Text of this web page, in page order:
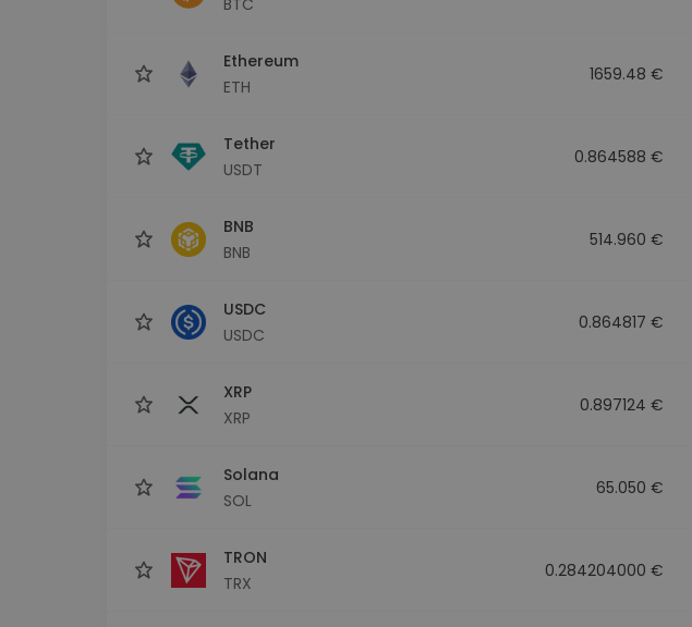
Ethereum
ETH
1659.48 €
Tether
USDT
0.864588 €
BNB
BNB
514.960 €
USDC
USDC
0.864817 €
XRP
XRP
0.897124 €
Solana
SOL
65.050 €
TRON
TRX
0.284204000 €